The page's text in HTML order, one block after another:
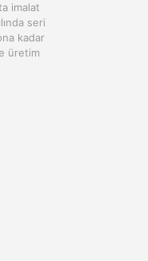
imalat
seri
kadar
üretim